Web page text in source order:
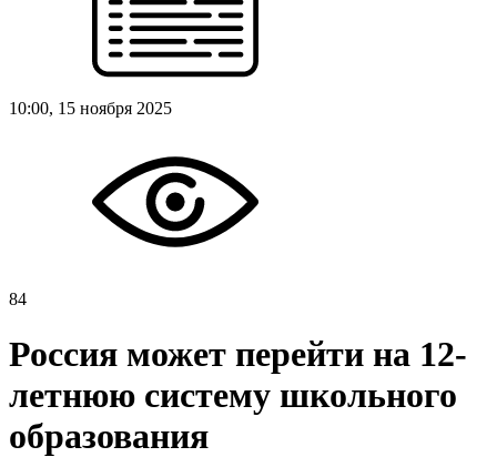
10:00, 15 ноября 2025
84
Россия может перейти на 12-
летнюю систему школьного
образования